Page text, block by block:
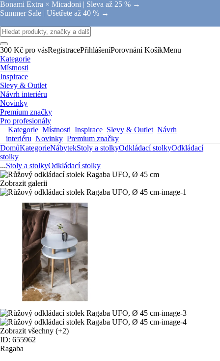
Bonami Extra × Micadoni | Sleva až 25 % →
Summer Sale | Ušetřete až 40 % →
300 Kč pro vásRegistracePřihlášeníPorovnání KošíkMenu
Kategorie
Místnosti
Inspirace
Slevy & Outlet
Návrh interiéru
Novinky
Premium značky
Pro profesionály
Kategorie Místnosti Inspirace Slevy & Outlet Návrh
interiéru Novinky Premium značky
DomůKategorieNábytekStoly a stolkyOdkládací stolkyOdkládací
stolky
...Stoly a stolkyOdkládací stolky
Zobrazit galerii
Zobrazit všechny (+2)
ID: 655962
Ragaba